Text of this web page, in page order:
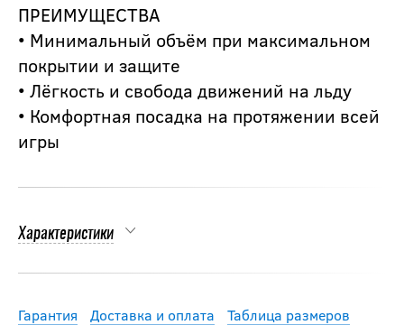
ПРЕИМУЩЕСТВА
• Минимальный объём при максимальном
покрытии и защите
• Лёгкость и свобода движений на льду
• Комфортная посадка на протяжении всей
игры
Характеристики
Гарантия Доставка и оплата Таблица размеров